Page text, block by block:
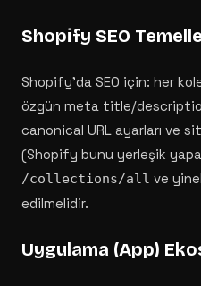
Shopify SEO
Shopify'da SEO için: her
özgün meta title/
canonical URL ayarları ve
(Shopify bunu yerleşik
/collections/all ve
edilmelidir.
Uygulama (App)